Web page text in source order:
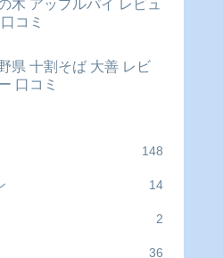
木 アップルパイ レビュ
コミ
県 十割そば 大善 レビ
口コミ
148
14
2
36